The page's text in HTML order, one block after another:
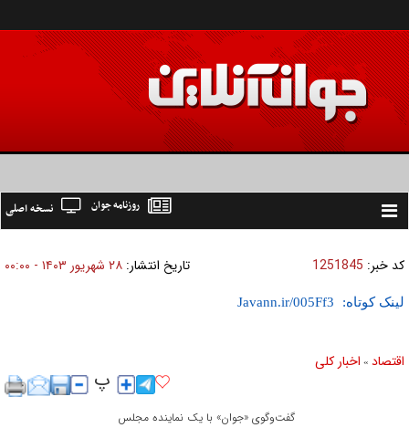
Toggle
نسخه اصلی روزنامه جوان
کد خبر: 1251845 تاریخ انتشار: ۲۸ شهريور ۱۴۰۳ - ۰۰:۰۰
لینک کوتاه:
اقتصاد » اخبار کلی
گفت‌وگوی «جوان» با یک نماینده مجلس